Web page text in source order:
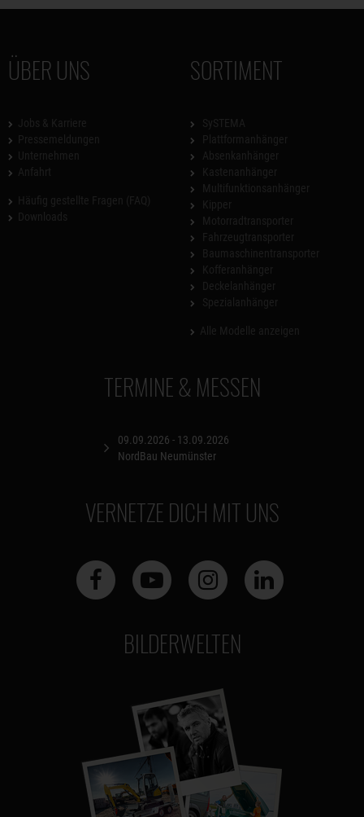
ÜBER UNS SORTIMENT
TERMINE & MESSEN
09.09.2026 - 13.09.2026
NordBau Neumünster
VERNETZE DICH MIT UNS
BILDERWELTEN